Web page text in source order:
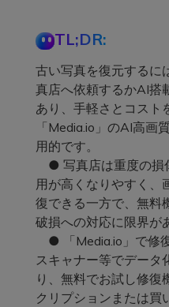
TL;DR:
古い写真を復元するに
真店へ依頼するかAI搭
あり、手軽さとコスト
「Media.io」のAI高画
用的です。
● 写真店は重度の損
用が高くなりやすく、
復できる一方で、無料
破損への対応に限界が
● 「Media.io」で修
スキャナー等でデータ
り、無料でお試し修復
クリプションまたは買